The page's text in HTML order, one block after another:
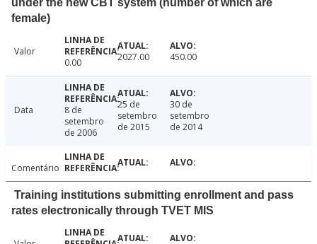
under the new CBT system (number of which are
female)
Valor
0.00
2027.00 450.00
Data
8 de
setembro
de 2006
25 de
setembro
de 2015
30 de
setembro
de 2014
Comentário
Training institutions submitting enrollment and pass
rates electronically through TVET MIS